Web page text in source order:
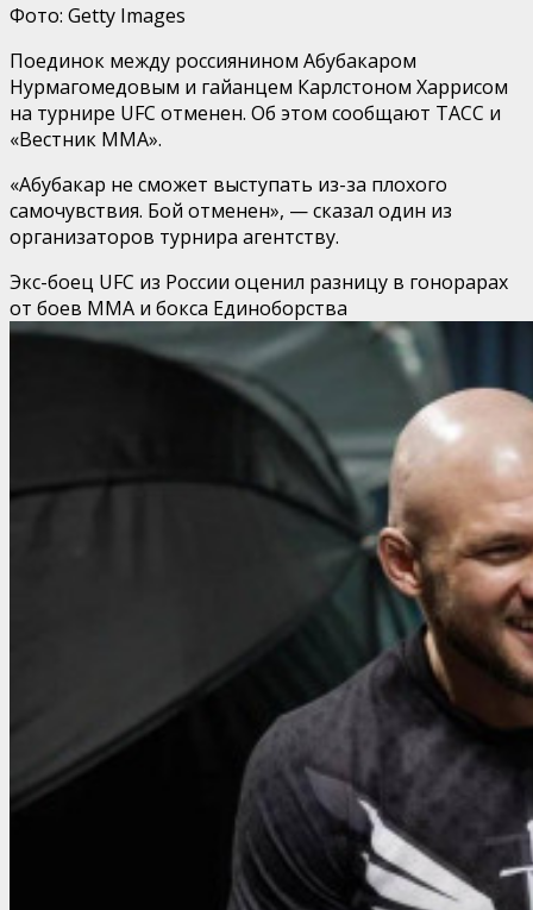
Фото: Getty Images
Поединок между россиянином Абубакаром
Нурмагомедовым и гайанцем Карлстоном Харрисом
на турнире UFC отменен. Об этом сообщают ТАСС и
«Вестник ММА».
«Абубакар не сможет выступать из-за плохого
самочувствия. Бой отменен», — сказал один из
организаторов турнира агентству.
Экс-боец UFC из России оценил разницу в гонорарах
от боев ММА и бокса Единоборства